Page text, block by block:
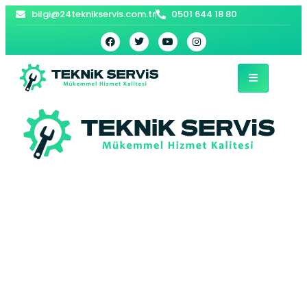
bilgi@24teknikservis.com.tr 0501 644 18 80